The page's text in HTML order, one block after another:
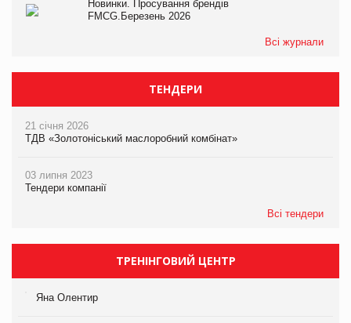
Новинки. Просування брендів
FMCG.Березень 2026
Всі журнали
ТЕНДЕРИ
21 січня 2026
ТДВ «Золотоніський маслоробний комбінат»
03 липня 2023
Тендери компанії
Всі тендери
ТРЕНІНГОВИЙ ЦЕНТР
Яна Олентир